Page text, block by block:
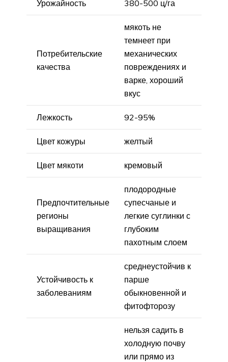
Урожайность 380-500 ц/га
Потребительские
качества
мякоть не
темнеет при
механических
повреждениях и
варке, хороший
вкус
Лежкость 92-95%
Цвет кожуры желтый
Цвет мякоти кремовый
Предпочтительные
регионы
выращивания
плодородные
супесчаные и
легкие суглинки с
глубоким
пахотным слоем
Устойчивость к
заболеваниям
среднеустойчив к
парше
обыкновенной и
фитофторозу
нельзя садить в
холодную почву
или прямо из